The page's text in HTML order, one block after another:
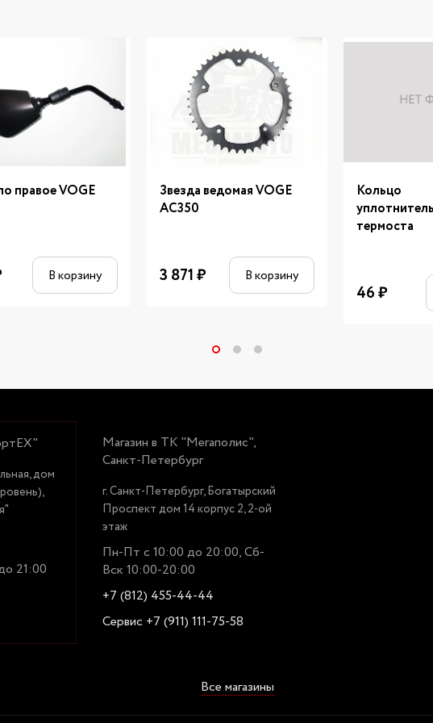
правое VOGE
В корзину
Звезда ведомая VOGE
AC350
3 871₽ В корзину
Кольцо
термоста
46₽
дом
21:00
Магазин в ТК "Мегаполис",
Санкт-Петербург
г. Санкт-Петербург, Богатырский
Проспект дом 14 корпус 2, 2-ой
этаж
Пн-Пт с 10:00 до 20:00, Сб-
Вск 10:00-20:00
+7 (812) 455-44-44
Сервис +7 (911) 111-75-58
Все магазины